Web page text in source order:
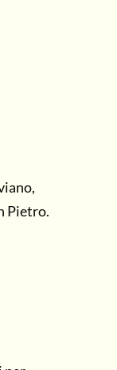
Pietro.